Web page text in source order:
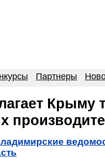
Партнеры
Крыму